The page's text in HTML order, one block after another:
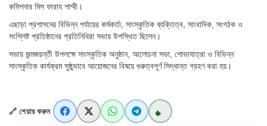
কমিশনার মিস ফারাহ শাম্মী।
এছাড়া প্রশাসনের বিভিন্ন পর্যায়ের কর্মকর্তা, সাংস্কৃতিক ব্যক্তিত্ব, সাংবাদিক, সংগঠক ও
সংশ্লিষ্ট প্রতিষ্ঠানের প্রতিনিধিরা সভায় উপস্থিত ছিলেন।
সভায় জন্মজয়ন্তী উপলক্ষে সাংস্কৃতিক অনুষ্ঠান, আলোচনা সভা, শোভাযাত্রা ও বিভিন্ন
সাংস্কৃতিক কার্যক্রম সুষ্ঠুভাবে আয়োজনের বিষয়ে গুরুত্বপূর্ণ সিদ্ধান্ত গ্রহণ করা হয়।
🔗 শেয়ার করুন